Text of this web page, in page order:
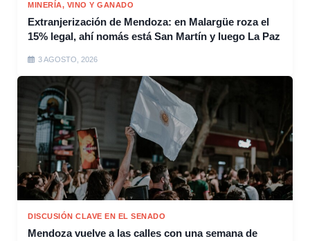
MINERÍA, VINO Y GANADO
Extranjerización de Mendoza: en Malargüe roza el
15% legal, ahí nomás está San Martín y luego La Paz
3 AGOSTO, 2026
DISCUSIÓN CLAVE EN EL SENADO
Mendoza vuelve a las calles con una semana de